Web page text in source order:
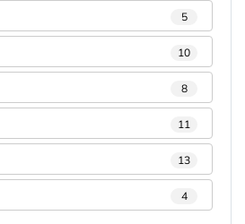
5
10
8
11
13
4